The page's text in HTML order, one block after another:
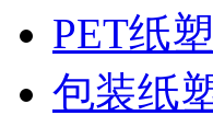
PET纸
包装纸